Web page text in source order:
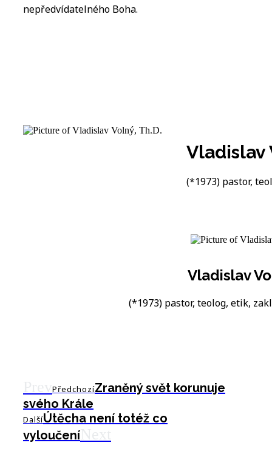
nepředvídatelného Boha.
Vladislav
(*1973) pastor,
Vladislav
(*1973) pastor, teolog, etik,
PředchozíZraněný svět korunuje
svého Krále
DalšíÚtěcha není totéž co
vyloučení